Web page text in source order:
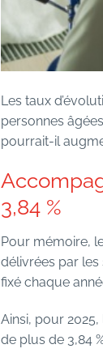
Les taux
personnes
pourrait-il
3,84 %
Pour mémoire,
délivrées par les
fixé chaque
Ainsi, pour
de plus de 3,84